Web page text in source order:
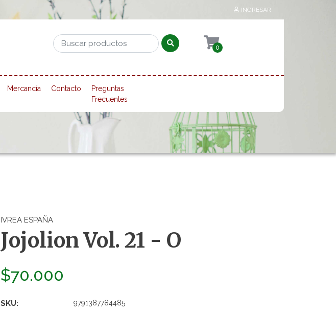
INGRESAR
0
Mercancía Contacto
Preguntas
Frecuentes
IVREA ESPAÑA
Jojolion Vol. 21 - O
$70.000
SKU: 9791387784485